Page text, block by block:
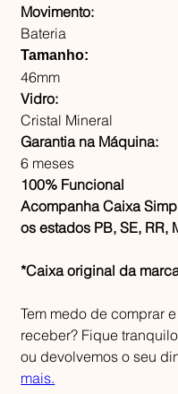
Movimento:
Bateria
Tamanho:
46mm
Vidro:
Cristal Mineral
Garantia na Máquina:
6 meses
100% Funcional
Acompanha Caixa
os estados PB, SE, RR,
*Caixa original da
Tem medo de comprar
receber? Fique
ou devolvemos o seu
mais.